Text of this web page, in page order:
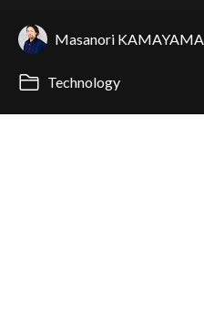
Masanori KAMAYAMA
Technology